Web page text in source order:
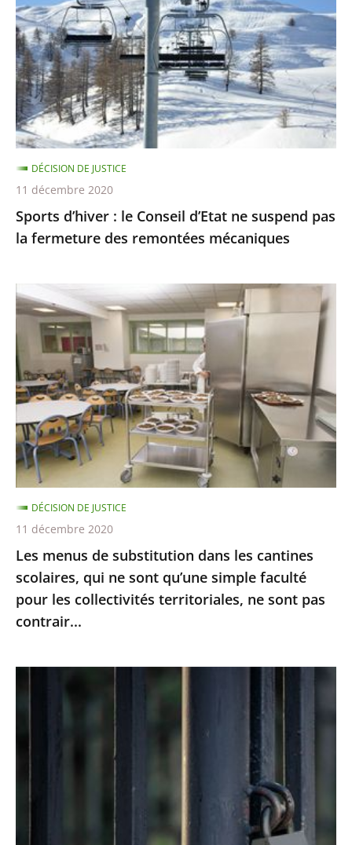
continuera
d’exercer
sur
leur
lég...
le
Conseil
d’Etat
ne
suspend
pas
la
fermeture
des
remontées
mécaniques
Sports d’hiver : le Conseil d’Etat ne suspend pas
la fermeture des remontées mécaniques
DÉCISION DE JUSTICE
11 décembre 2020
Les
menus
de
substitution
dans
les
cantines
scolaires,
qui
ne
sont
qu’une
simple
faculté
pour
les
territoriales,
Les menus de substitution dans les cantines
scolaires, qui ne sont qu’une simple faculté
pour les collectivités territoriales, ne sont pas
contrair...
DÉCISION DE JUSTICE
11 décembre 2020